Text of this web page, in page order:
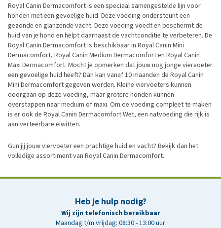
Royal Canin Dermacomfort is een speciaal samengestelde lijn voor
honden met een gevoelige huid. Deze voeding ondersteunt een
gezonde en glanzende vacht. Deze voeding voedt en beschermt de
huid van je hond en helpt daarnaast de vachtconditie te verbeteren. De
Royal Canin Dermacomfort is beschikbaar in Royal Canin Mini
Dermacomfort, Royal Canin Medium Dermacomfort en Royal Canin
Maxi Dermacomfort. Mocht je opmerken dat jouw nog jonge viervoeter
een gevoelige huid heeft? Dan kan vanaf 10 maanden de Royal Canin
Mini Dermacomfort gegeven worden. Kleine viervoeters kunnen
doorgaan op deze voeding, maar grotere honden kunnen
overstappen naar medium of maxi. Om de voeding compleet te maken
is er ook de Royal Canin Dermacomfort Wet, een natvoeding die rijk is
aan verteerbare eiwitten.
Gun jij jouw viervoeter een prachtige huid en vacht? Bekijk dan het
volledige assortiment van Royal Canin Dermacomfort.
Heb je hulp nodig?
Wij zijn telefonisch bereikbaar
Maandag t/m vrijdag: 08:30 - 13:00 uur